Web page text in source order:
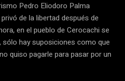
Pedro Eliodoro Palma
de la libertad después de
en el pueblo de Cerocachi se
hay suposiciones como que
quiso pagarle para pasar por un